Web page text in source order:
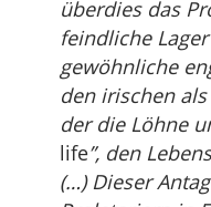
überdies das
feindliche
gewöhnliche
den irischen
der die Löhne
life”, den
(…) Dieser